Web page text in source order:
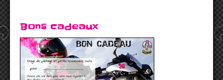
Bons cadeaux